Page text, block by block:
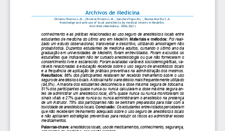
NORMATIVAS
Autoridades
Transparencia y acceso a la información
pública
Reglamentos
Resoluciones
Acuerdos